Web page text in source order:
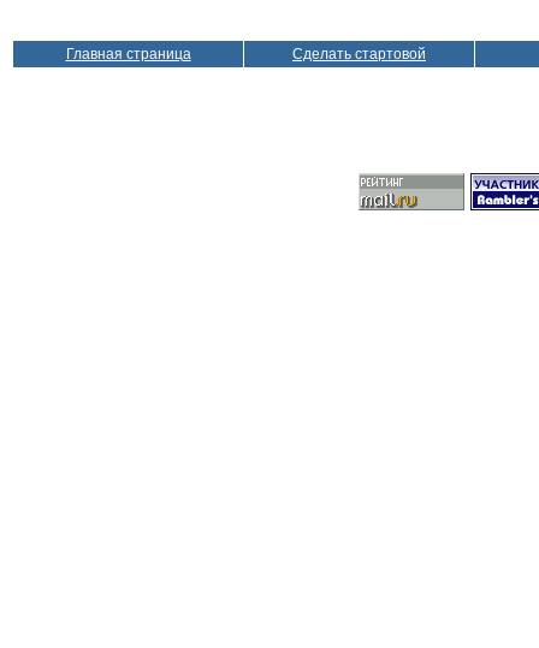
Главная страница Сделать стартовой